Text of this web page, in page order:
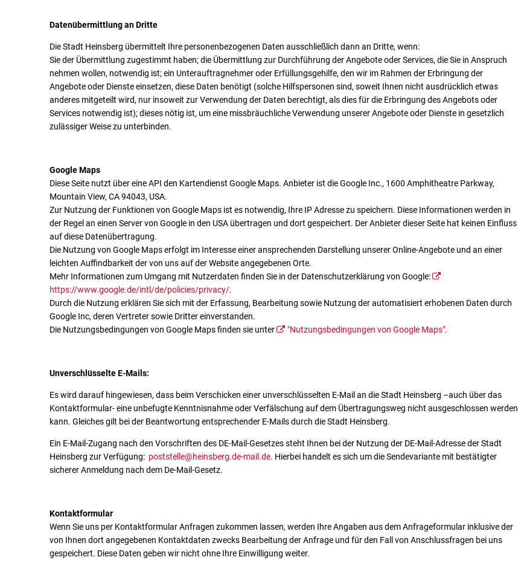
Datenübermittlung an Dritte
Die Stadt Heinsberg übermittelt Ihre personenbezogenen Daten ausschließlich dann an Dritte, wenn:
Sie der Übermittlung zugestimmt haben; die Übermittlung zur Durchführung der Angebote oder Services, die Sie in Anspruch
nehmen wollen, notwendig ist; ein Unterauftragnehmer oder Erfüllungsgehilfe, den wir im Rahmen der Erbringung der
Angebote oder Dienste einsetzen, diese Daten benötigt (solche Hilfspersonen sind, soweit Ihnen nicht ausdrücklich etwas
anderes mitgeteilt wird, nur insoweit zur Verwendung der Daten berechtigt, als dies für die Erbringung des Angebots oder
Services notwendig ist); dieses nötig ist, um eine missbräuchliche Verwendung unserer Angebote oder Dienste in gesetzlich
zulässiger Weise zu unterbinden.
Google Maps
Diese Seite nutzt über eine API den Kartendienst Google Maps. Anbieter ist die Google Inc., 1600 Amphitheatre Parkway,
Mountain View, CA 94043, USA.
Zur Nutzung der Funktionen von Google Maps ist es notwendig, Ihre IP Adresse zu speichern. Diese Informationen werden in
der Regel an einen Server von Google in den USA übertragen und dort gespeichert. Der Anbieter dieser Seite hat keinen Einfluss
auf diese Datenübertragung.
Die Nutzung von Google Maps erfolgt im Interesse einer ansprechenden Darstellung unserer Online-Angebote und an einer
leichten Auffindbarkeit der von uns auf der Website angegebenen Orte.
Mehr Informationen zum Umgang mit Nutzerdaten finden Sie in der Datenschutzerklärung von Google:
https://www.google.de/intl/de/policies/privacy/.
Durch die Nutzung erklären Sie sich mit der Erfassung, Bearbeitung sowie Nutzung der automatisiert erhobenen Daten durch
Google Inc, deren Vertreter sowie Dritter einverstanden.
Die Nutzungsbedingungen von Google Maps finden sie unter
"Nutzungsbedingungen von Google Maps".
Unverschlüsselte E-Mails:
Es wird darauf hingewiesen, dass beim Verschicken einer unverschlüsselten E-Mail an die Stadt Heinsberg –auch über das
Kontaktformular- eine unbefugte Kenntnisnahme oder Verfälschung auf dem Übertragungsweg nicht ausgeschlossen werden
kann. Gleiches gilt bei der Beantwortung entsprechender E-Mails durch die Stadt Heinsberg.
Ein E-Mail-Zugang nach den Vorschriften des DE-Mail-Gesetzes steht Ihnen bei der Nutzung der DE-Mail-Adresse der Stadt
Heinsberg zur Verfügung: poststelle@heinsberg.de-mail.de. Hierbei handelt es sich um die Sendevariante mit bestätigter
sicherer Anmeldung nach dem De-Mail-Gesetz.
Kontaktformular
Wenn Sie uns per Kontaktformular Anfragen zukommen lassen, werden Ihre Angaben aus dem Anfrageformular inklusive der
von Ihnen dort angegebenen Kontaktdaten zwecks Bearbeitung der Anfrage und für den Fall von Anschlussfragen bei uns
gespeichert. Diese Daten geben wir nicht ohne Ihre Einwilligung weiter.